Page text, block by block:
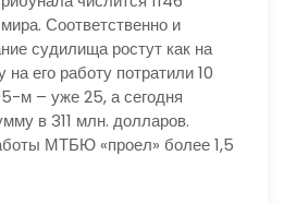
Соответственно и
судилища ростут как на
его работу потратили 10
м – уже 25, а сегодня
в 311 млн. долларов.
МТБЮ «проел» более 1,5